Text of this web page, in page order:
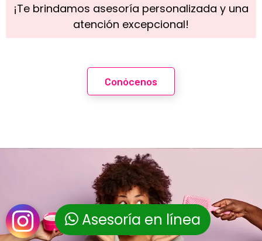
¡Te brindamos asesoría personalizada y una
atención excepcional!
Conócenos
Asesoría en línea